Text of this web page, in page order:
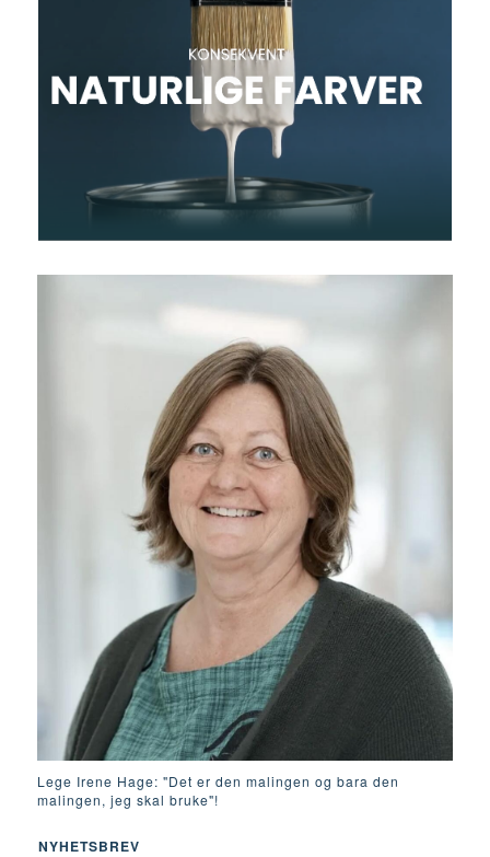
Lege Irene Hage: "Det er den malingen og bara den
malingen, jeg skal bruke"!
NYHETSBREV